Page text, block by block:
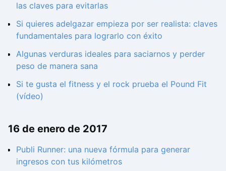
las claves para evitarlas
Si quieres adelgazar empieza por ser realista: claves
fundamentales para lograrlo con éxito
Algunas verduras ideales para saciarnos y perder
peso de manera sana
Si te gusta el fitness y el rock prueba el Pound Fit
(vídeo)
16 de enero de 2017
Publi Runner: una nueva fórmula para generar
ingresos con tus kilómetros